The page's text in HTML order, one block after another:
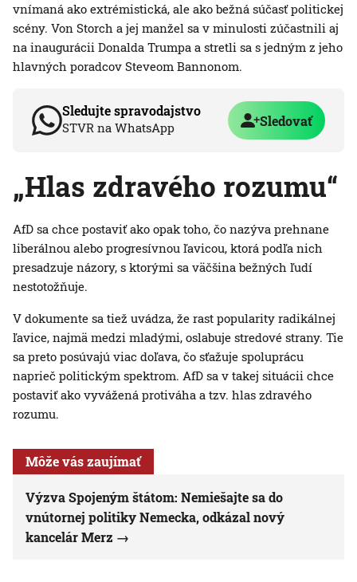
vnímaná ako extrémistická, ale ako bežná súčasť politickej
scény. Von Storch a jej manžel sa v minulosti zúčastnili aj
na inaugurácii Donalda Trumpa a stretli sa s jedným z jeho
hlavných poradcov Steveom Bannonom.
Sledujte spravodajstvo
STVR na WhatsApp Sledovať
„Hlas zdravého rozumu“
AfD sa chce postaviť ako opak toho, čo nazýva prehnane
liberálnou alebo progresívnou ľavicou, ktorá podľa nich
presadzuje názory, s ktorými sa väčšina bežných ľudí
nestotožňuje.
V dokumente sa tiež uvádza, že rast popularity radikálnej
ľavice, najmä medzi mladými, oslabuje stredové strany. Tie
sa preto posúvajú viac doľava, čo sťažuje spoluprácu
naprieč politickým spektrom. AfD sa v takej situácii chce
postaviť ako vyvážená protiváha a tzv. hlas zdravého
rozumu.
Môže vás zaujímať
Výzva Spojeným štátom: Nemiešajte sa do
vnútornej politiky Nemecka, odkázal nový
kancelár Merz